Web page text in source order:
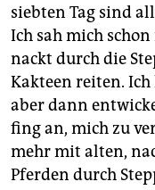
siebten Tag sind
Ich sah mich
nackt durch die
Kakteen reiten.
aber dann
fing an, mich zu
mehr mit alten,
Pferden durch